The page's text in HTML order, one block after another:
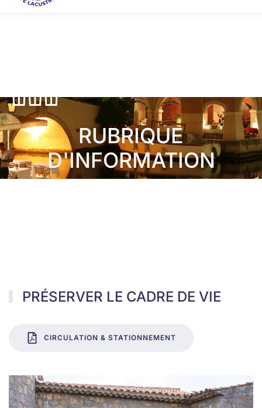
RUBRIQUE
D'INFORMATION
PRÉSERVER LE CADRE DE VIE
CIRCULATION & STATIONNEMENT